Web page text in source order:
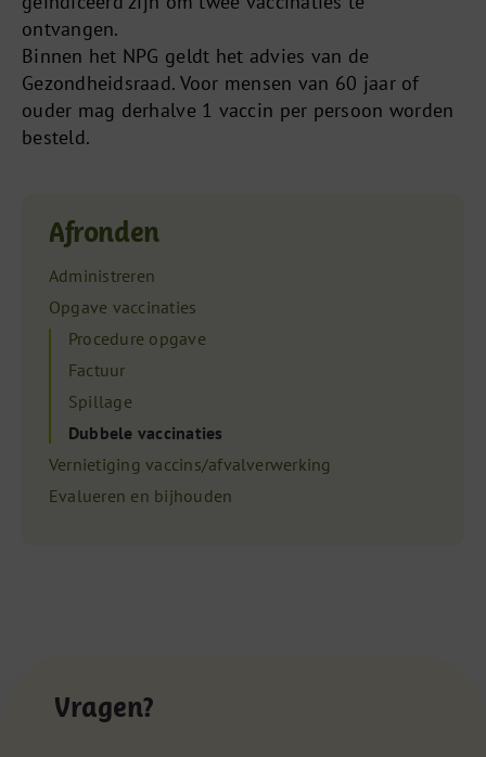
ontvangen.
Binnen het NPG geldt het advies van de
Gezondheidsraad. Voor mensen van 60 jaar of
ouder mag derhalve 1 vaccin per persoon worden
besteld.
Afronden
Administreren
Opgave vaccinaties
Procedure opgave
Factuur
Spillage
Dubbele vaccinaties
Vernietiging vaccins/afvalverwerking
Evalueren en bijhouden
Vragen?